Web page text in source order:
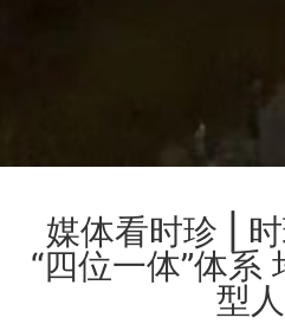
媒体看时珍 |
“四位一体”体系
型